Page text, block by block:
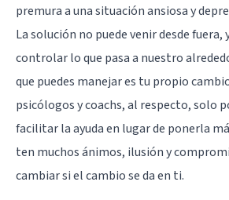
premura a una situación ansiosa y
La solución no puede venir desde fuera,
controlar lo que pasa a nuestro
que puedes manejar es tu propio
psicólogos y coachs, al respecto, solo
facilitar la ayuda en lugar de ponerla
ten muchos ánimos, ilusión y
cambiar si el cambio se da en ti.